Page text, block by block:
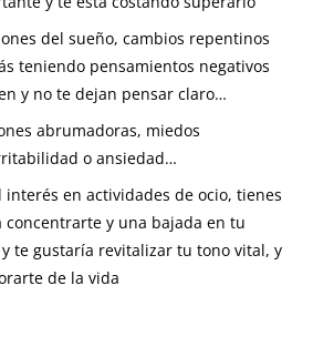
del sueño, cambios repentinos
teniendo pensamientos negativos
y no te dejan pensar claro…
abrumadoras, miedos
o ansiedad…
interés en actividades de ocio, tienes
y una bajada en tu
te gustaría revitalizar tu tono vital, y
de la vida